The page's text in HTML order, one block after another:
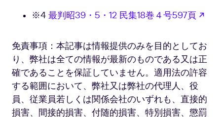
※4 最判昭39・5・12 民集18巻４号597頁
免責事項：本記事は情報提供のみを目的としてお
り、弊社は全ての情報が最新のものである又は正
確であることを保証していません。適用法の許容
する範囲において、弊社又は弊社の代理人、役
員、従業員若しくは関係会社のいずれも、直接的
損害、間接的損害、付随的損害、特別損害、懲罰